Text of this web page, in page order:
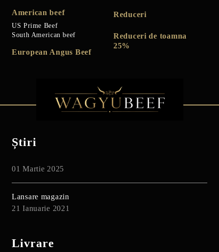
American beef
US Prime Beef
South American beef
European Angus Beef
Reduceri
Reduceri de toamna
25%
Știri
01 Martie 2025
Lansare magazin
21 Ianuarie 2021
Livrare